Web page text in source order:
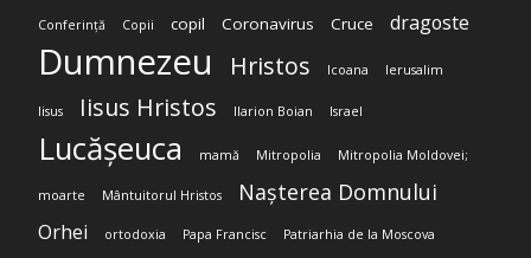
Conferință Copii copil Coronavirus Cruce dragoste
Dumnezeu Hristos Icoana Ierusalim
Iisus Iisus Hristos Ilarion Boian Israel
Lucășeuca mamă Mitropolia Mitropolia Moldovei;
moarte Mântuitorul Hristos Nașterea Domnului
Orhei ortodoxia Papa Francisc Patriarhia de la Moscova